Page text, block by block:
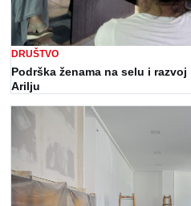
DRUŠTVO
Podrška ženama na selu i
Arilju